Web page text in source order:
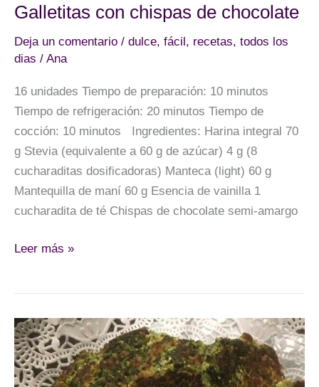
Galletitas con chispas de chocolate
Deja un comentario / dulce, fácil, recetas, todos los
dias / Ana
16 unidades Tiempo de preparación: 10 minutos
Tiempo de refrigeración: 20 minutos Tiempo de
cocción: 10 minutos Ingredientes: Harina integral 70
g Stevia (equivalente a 60 g de azúcar) 4 g (8
cucharaditas dosificadoras) Manteca (light) 60 g
Mantequilla de maní 60 g Esencia de vainilla 1
cucharadita de té Chispas de chocolate semi-amargo
Galletitas
chocolate
Leer más »